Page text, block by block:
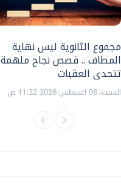
مجموع الثانوية ليس نهاية
المطاف .. قصص نجاح ملهمة
تتحدى العقبات
السبت، 08 اغسطس 2026 11:22 ص